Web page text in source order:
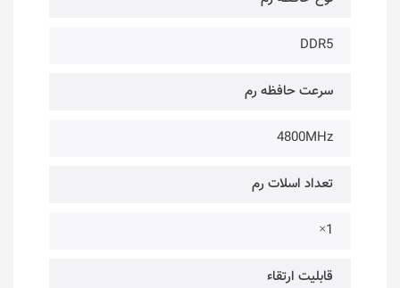
DDR5
سرعت حافظه رم
4800MHz
تعداد اسلات رم
1×
قابلیت ارتقاء